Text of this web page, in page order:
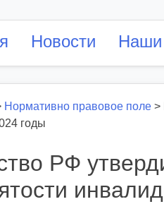
Новости Наши
Нормативно правовое поле >
годы
РФ